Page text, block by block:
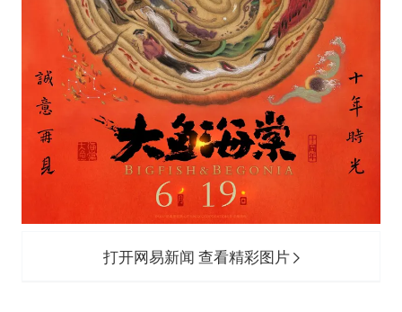
打开网易新闻 查看精彩图片